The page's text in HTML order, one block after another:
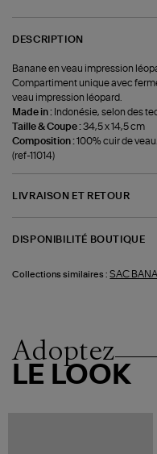
DESCRIPTION
Banane en veau impression
Compartiment unique avec
veau impression léopard.
Made in : Indonésie, selon des
Taille & Coupe :34,5 x 14,5 cm
Composition :100% cuir de veau.
(ref-11014)
LIVRAISON ET RETOUR
DISPONIBILITÉ BOUTIQUE
Collections similaires : SAC
Adoptez
LE LOOK